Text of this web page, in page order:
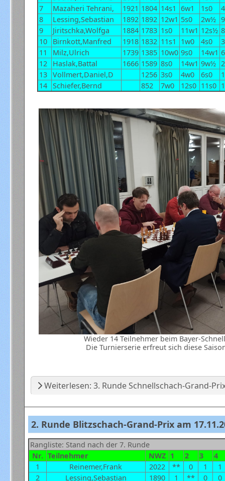
7
Mazaheri Tehrani, 1921 1804 14s1 6w1 1s0
8
Lessing,Sebastian 1892 1892 12w1 5s0 2w½
9
Jiritschka,Wolfga 1884 1783 1s0 11w1 12s½
10
Birnkott,Manfred 1918 1832 11s1 1w0 4s0
11
Milz,Ulrich 1739 1385 10w0 9s0 14w1
12
Haslak,Battal 1666 1589 8s0 14w1 9w½
13 Vollmert,Daniel,D 1256 3s0 4w0 6s0
14 Schiefer,Bernd 852 7w0 12s0 11s0
Wieder 14 Teilnehmer beim Bayer-
Die Turnierserie erfreut sich diese
Weiterlesen: 3. Runde Schnellschach-Grand-
2. Runde Blitzschach-Grand-Prix am
Rangliste: Stand nach der 7. Runde
Nr. Teilnehmer NWZ 1 2 3
4
1
Reinemer,Frank 2022 ** 0 1
1
2
Lessing,Sebastian 1890 1 ** 0
0